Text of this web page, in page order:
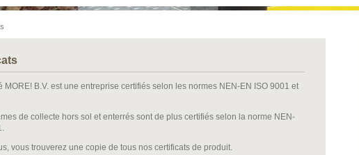
MORE! B.V. est une entreprise certifiés selon les normes NEN-EN ISO 9001 et
de collecte hors sol et enterrés sont de plus certifiés selon la norme NEN-
vous trouverez une copie de tous nos certificats de produit.